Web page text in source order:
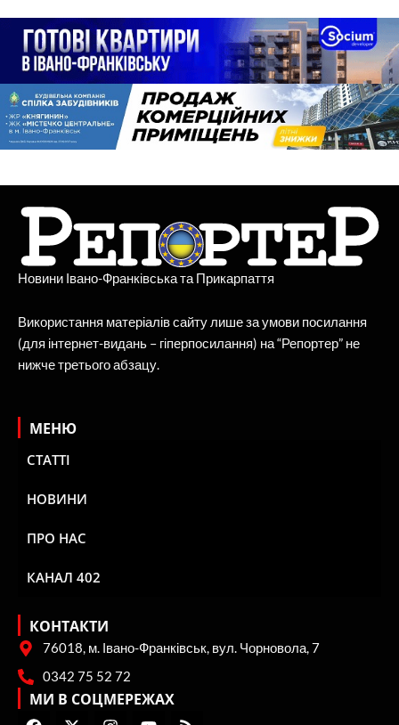
Новини Івано-Франківська та Прикарпаття
Використання матеріалів сайту лише за умови посилання
(для інтернет-видань – гіперпосилання) на “Репортер” не
нижче третього абзацу.
МЕНЮ
СТАТТІ
НОВИНИ
ПРО НАС
КАНАЛ 402
КОНТАКТИ
76018, м. Івано-Франківськ, вул. Чорновола, 7
0342 75 52 72
МИ В СОЦМЕРЕЖАХ
F
X
I
Y
R